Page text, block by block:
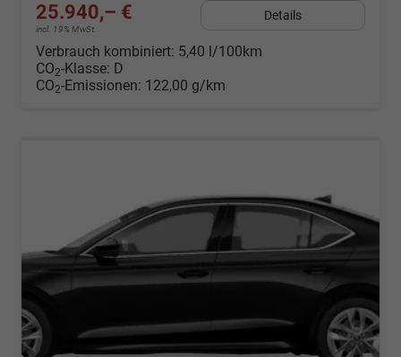
25.940,– €
incl. 19% MwSt.
Details
Verbrauch kombiniert: 5,40 l/100km
CO2-Klasse: D
CO2-Emissionen: 122,00 g/km